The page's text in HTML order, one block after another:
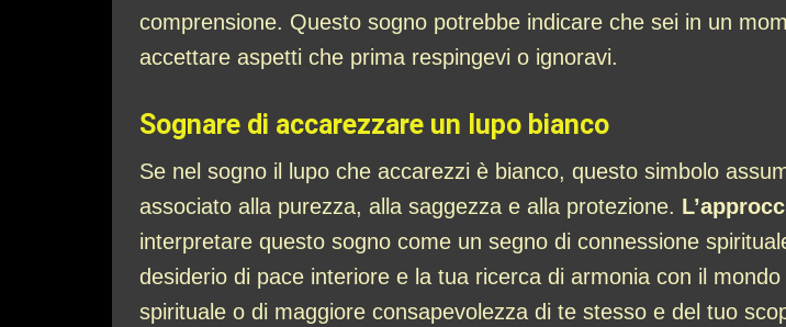
comprensione. Questo sogno potrebbe indicare che sei in un
accettare aspetti che prima respingevi o ignoravi.
Sognare di accarezzare un lupo bianco
Se nel sogno il lupo che accarezzi è bianco, questo simbolo
associato alla purezza, alla saggezza e alla protezione.
interpretare questo sogno come un segno di connessione
desiderio di pace interiore e la tua ricerca di armonia con il
spirituale o di maggiore consapevolezza di te stesso e del tuo